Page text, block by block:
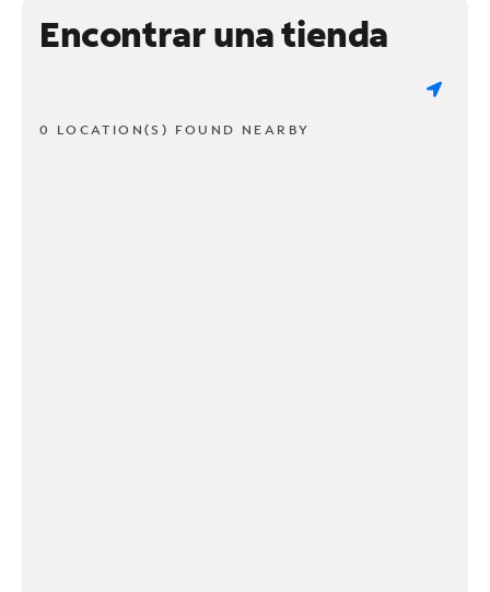
Encontrar una tienda
0 LOCATION(S) FOUND NEARBY